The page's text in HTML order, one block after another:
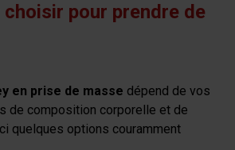
choisir pour prendre de
en prise de masse dépend de vos
de composition corporelle et de
quelques options couramment